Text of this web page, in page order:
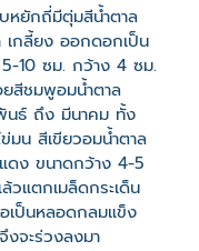
หยักถี่มีตุ่มสีน้ำตาล
เกลี้ยง ออกดอกเป็น
10 ซม. กว้าง 4 ซม.
สีชมพูอมน้ำตาล
นธ์ ถึง มีนาคม ทั้ง
น สีเขียวอมน้ำตาล
ดง ขนาดกว้าง 4-5
วแตกเมล็ดกระเด็น
ป็นหลอดกลมแข็ง
งจะร่วงลงมา